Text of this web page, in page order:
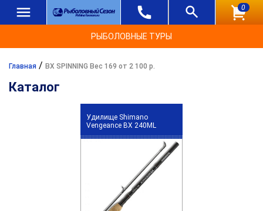
0
РЫБОЛОВНЫЕ ТУРЫ
Главная / BX SPINNING Вес 169 от 2 100 р.
Каталог
Удилище Shimano
Vengeance BX 240ML